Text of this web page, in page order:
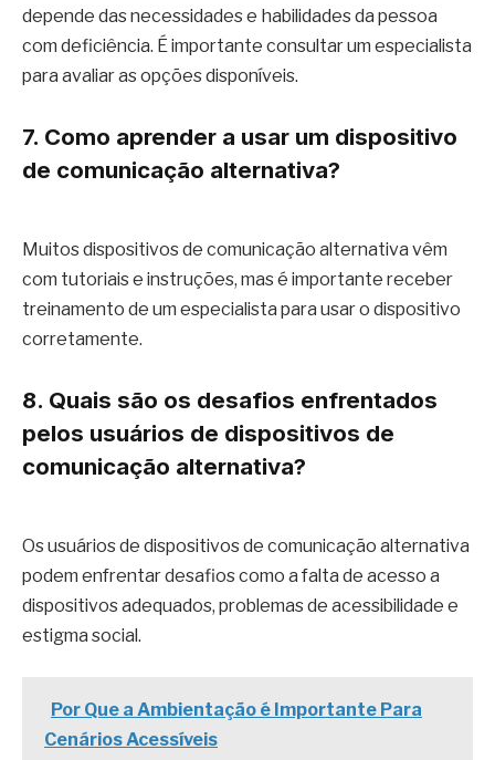
depende das necessidades e habilidades da pessoa
com deficiência. É importante consultar um especialista
para avaliar as opções disponíveis.
7. Como aprender a usar um dispositivo
de comunicação alternativa?
Muitos dispositivos de comunicação alternativa vêm
com tutoriais e instruções, mas é importante receber
treinamento de um especialista para usar o dispositivo
corretamente.
8. Quais são os desafios enfrentados
pelos usuários de dispositivos de
comunicação alternativa?
Os usuários de dispositivos de comunicação alternativa
podem enfrentar desafios como a falta de acesso a
dispositivos adequados, problemas de acessibilidade e
estigma social.
Por Que a Ambientação é Importante Para
Cenários Acessíveis